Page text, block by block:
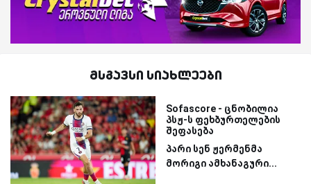
მსგავსი სიახლეები
Sofascore - ცნობილია
პსჟ-ს ფეხბურთელების
შეფასება
პარი სენ ჟერმენმა
მორიგი ამხანაგური...